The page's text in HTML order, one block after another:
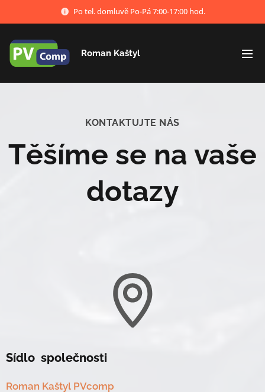
Po tel. domluvě Po-Pá 7:00-17:00 hod.
Roman Kaštyl
KONTAKTUJTE NÁS
Těšíme se na vaše
dotazy
Sídlo společnosti
Roman Kaštyl PVcomp